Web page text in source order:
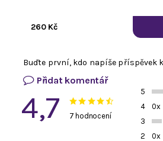
260 Kč
Buďte první, kdo napíše příspěvek
Přidat komentář
4,7 7 hodnocení
5
4
0x
3
2
0x